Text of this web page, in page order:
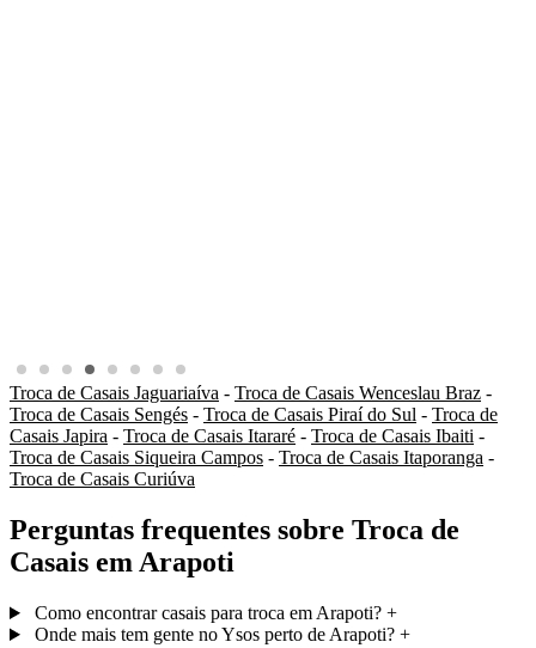
Troca de Casais Jaguariaíva - Troca de Casais Wenceslau Braz -
Troca de Casais Sengés - Troca de Casais Piraí do Sul - Troca de
Casais Japira - Troca de Casais Itararé - Troca de Casais Ibaiti -
Troca de Casais Siqueira Campos - Troca de Casais Itaporanga -
Troca de Casais Curiúva
Perguntas frequentes sobre Troca de
Casais em Arapoti
Como encontrar casais para troca em Arapoti? +
Onde mais tem gente no Ysos perto de Arapoti? +